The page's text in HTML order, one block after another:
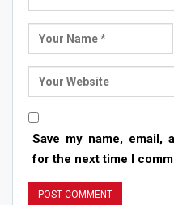
Save my name, email,
for the next time I